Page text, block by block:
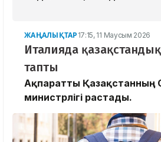
ЖАҢАЛЫҚТАР 17:15, 11 Маусым 2026
Италияда
тапты
Ақпаратты Қазақстанның
министрлігі растады.